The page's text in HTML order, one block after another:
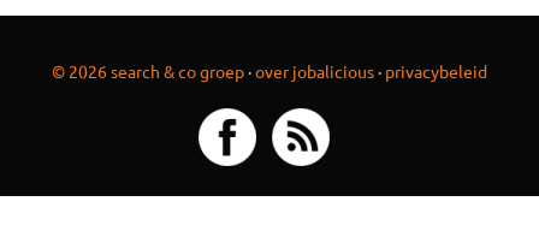
© 2026 search & co groep ·over jobalicious · privacybeleid